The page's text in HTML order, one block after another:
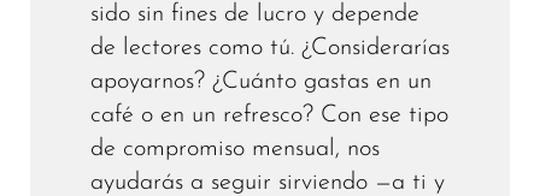
sido sin fines de lucro y depende
de lectores como tú. ¿Considerarías
apoyarnos? ¿Cuánto gastas en un
café o en un refresco? Con ese tipo
de compromiso mensual, nos
ayudarás a seguir sirviendo —a ti y